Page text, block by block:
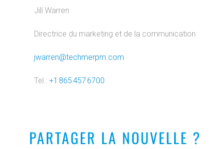
Jill Warren
Directrice du marketing et de la communication
jwarren@techmerpm.com
Tel.: +1 865 457 6700
PARTAGER LA NOUVELLE ?